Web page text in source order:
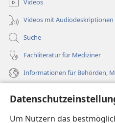
Um Nutzern das
Videos
Videos mit Audiodeskriptionen
Suche
Fachliteratur für Mediziner
Informationen für Behörden,
Spenden
(öffnet